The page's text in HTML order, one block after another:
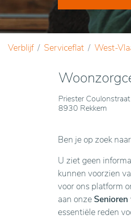
Verblijf Serviceflat West-
Priester
8930 Rekkem
Ben je op zoek
U ziet geen
kunnen voorzien
voor ons platform
aan onze
essentiële reden